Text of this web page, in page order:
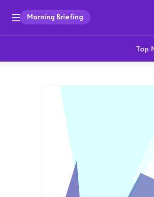
Morning Briefing
Top